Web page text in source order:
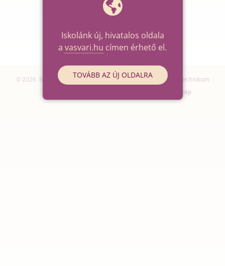
© 2026. Szegedi SZC Vasvári Pál Gazdasági és Informatikai Technikum
Oldaltérkép
Iskolánk új, hivatalos oldala
a vasvari.hu címen érhető el.
TOVÁBB AZ ÚJ OLDALRA